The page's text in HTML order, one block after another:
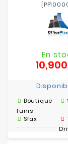
En
Boutique
Tunis
Sfax